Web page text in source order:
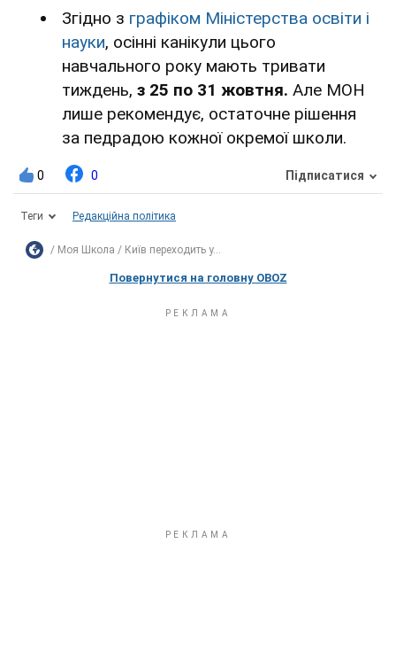
Згідно з графіком Міністерства освіти і
науки, осінні канікули цього
навчального року мають тривати
тиждень, з 25 по 31 жовтня. Але МОН
лише рекомендує, остаточне рішення
за педрадою кожної окремої школи.
0 0 Підписатися
Теги Редакційна політика
Моя Школа Київ переходить у...
Повернутися на головну OBOZ